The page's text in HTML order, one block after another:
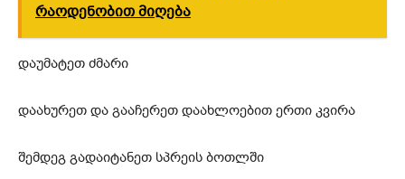
რაოდენობით მიღება
დაუმატეთ ძმარი
დაახურეთ და გააჩერეთ დაახლოებით ერთი კვირა
შემდეგ გადაიტანეთ სპრეის ბოთლში